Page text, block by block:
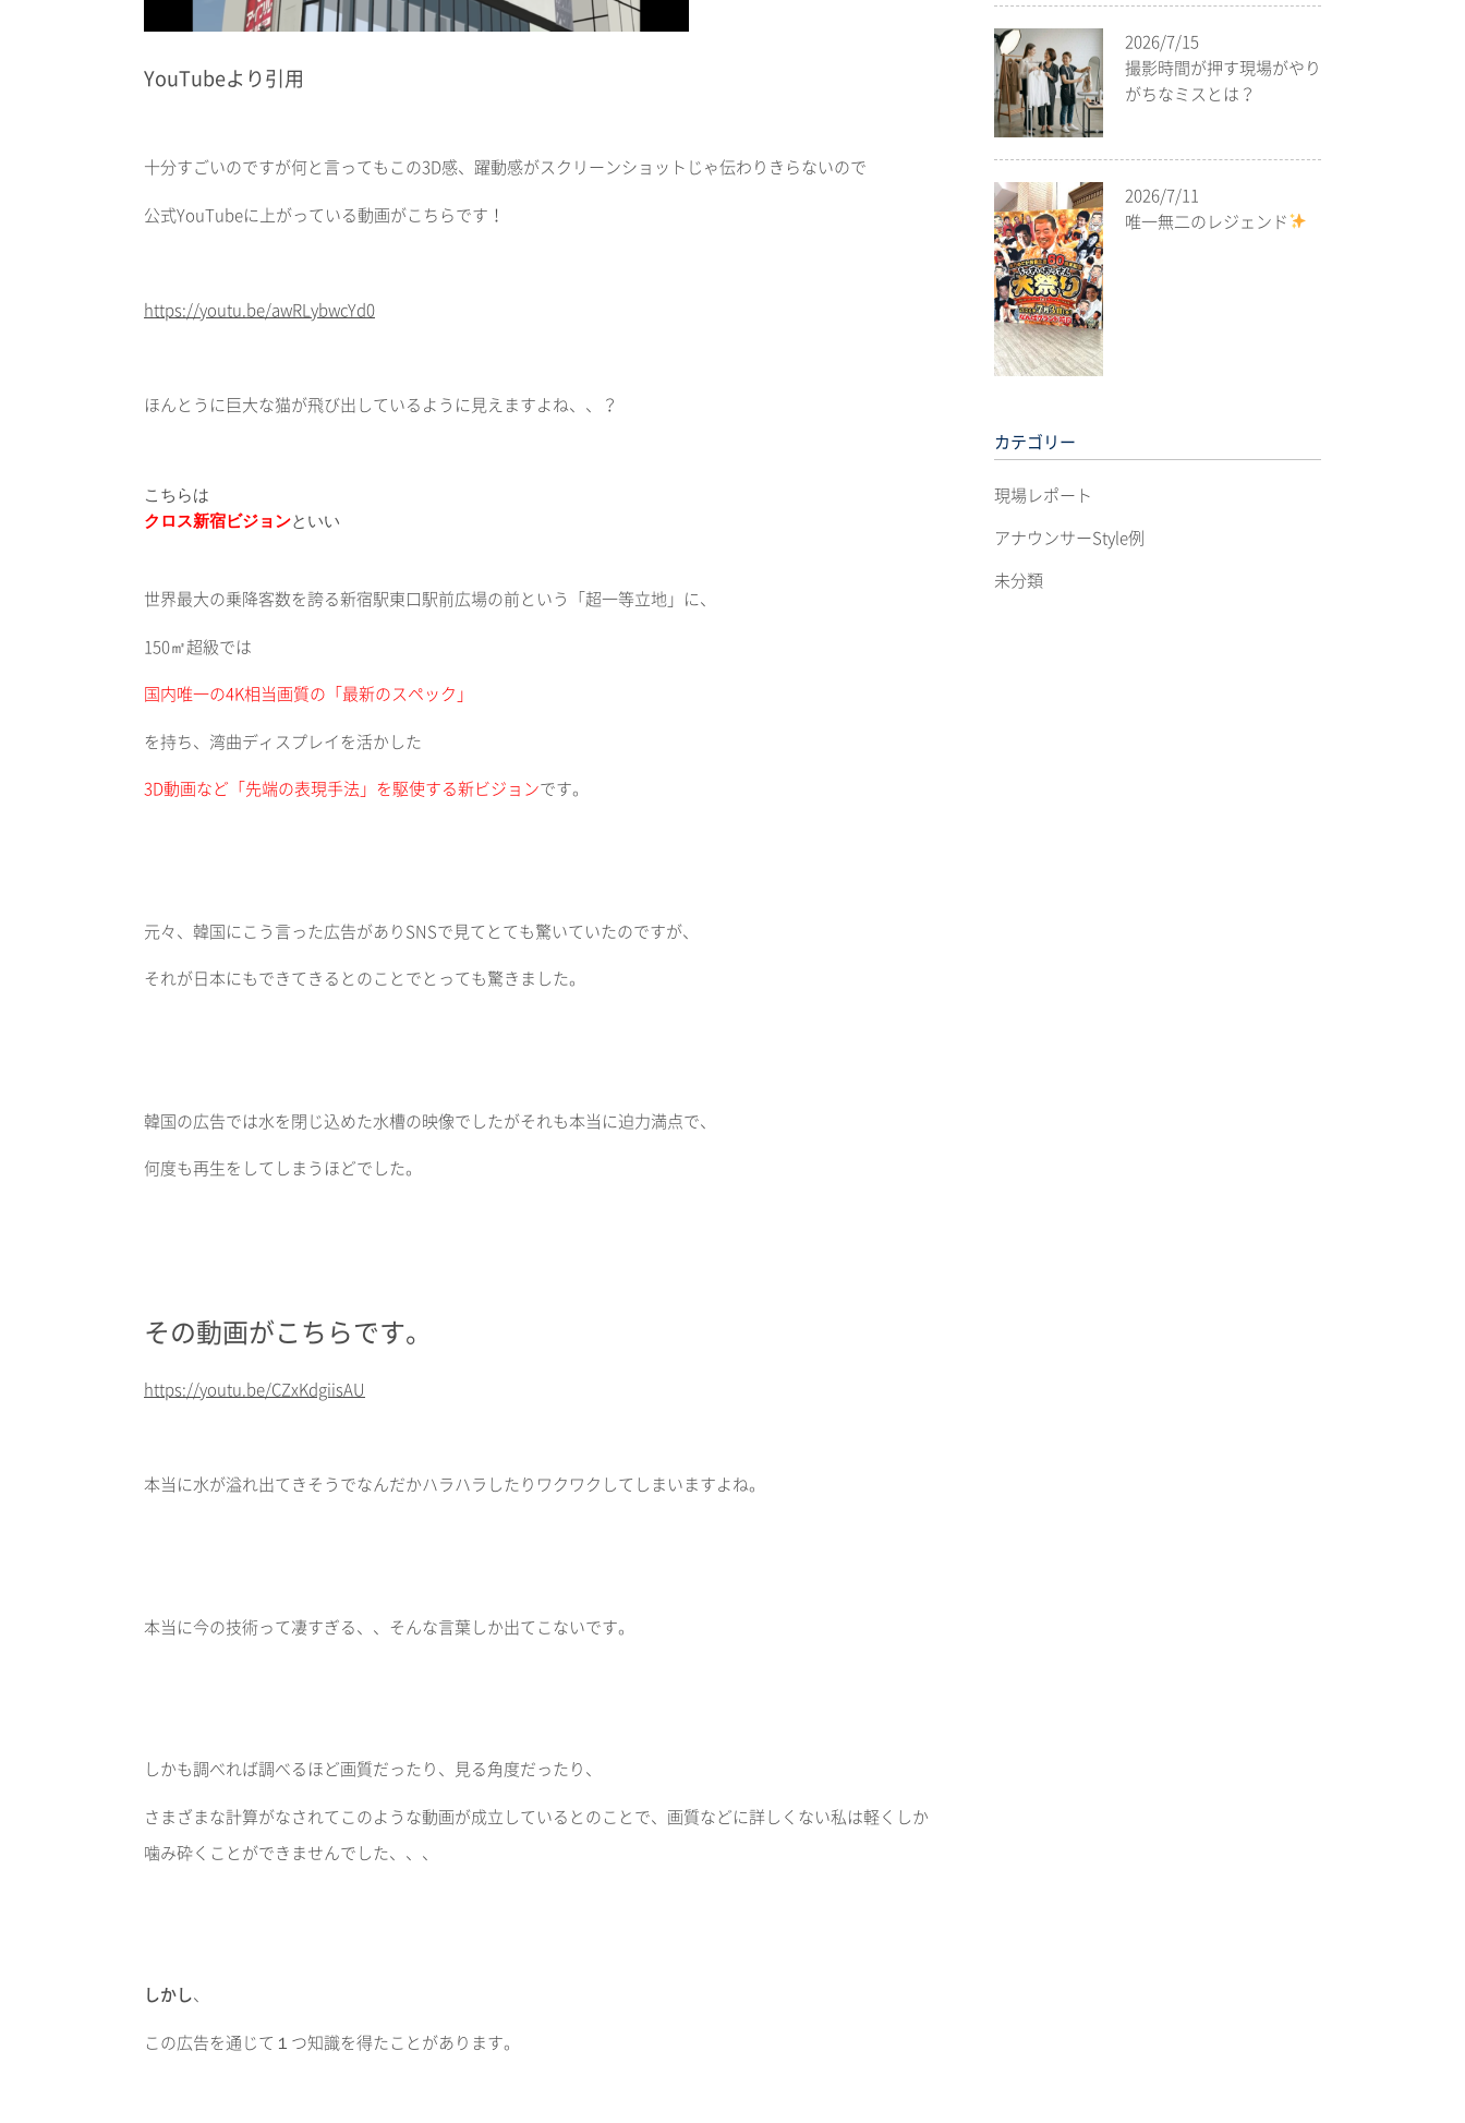
YouTubeより引用
十分すごいのですが何と言ってもこの3D感、躍動感がスクリーンショットじゃ伝わりきらないので
公式YouTubeに上がっている動画がこちらです！
https://youtu.be/awRLybwcYd0
ほんとうに巨大な猫が飛び出しているように見えますよね、、？
クロス新宿ビジョンといい
世界最大の乗降客数を誇る新宿駅東口駅前広場の前という 「超一等立地」に、
150㎡超級では
国内唯一の4K相当画質の「最新のスペック」
を持ち、湾曲ディスプレイを活かした
3D動画など「先端の表現手法」を駆使する新ビジョンです。
元々、韓国にこう言った広告がありSNSで見てとても驚いていたのですが、
それが日本にもできてきるとのことでとっても驚きました。
韓国の広告では水を閉じ込めた水槽の映像でしたがそれも本当に迫力満点で、
何度も再生をしてしまうほどでした。
その動画がこちらです。
https://youtu.be/CZxKdgiisAU
本当に水が溢れ出てきそうでなんだかハラハラしたりワクワクしてしまいますよね。
本当に今の技術って凄すぎる、、そんな言葉しか出てこないです。
しかも調べれば調べるほど画質だったり、見る角度だったり、
さまざまな計算がなされてこのような動画が成立しているとのことで、画質などに詳しくない私は軽くしか
噛み砕くことができませんでした、、、
しかし、
この広告を通じて１つ知識を得たことがあります。
2026/7/15
撮影時間が押す現場がやり
がちなミスとは？
2026/7/11
唯一無二のレジェンド
カテゴリー
現場レポート
アナウンサーStyle例
未分類